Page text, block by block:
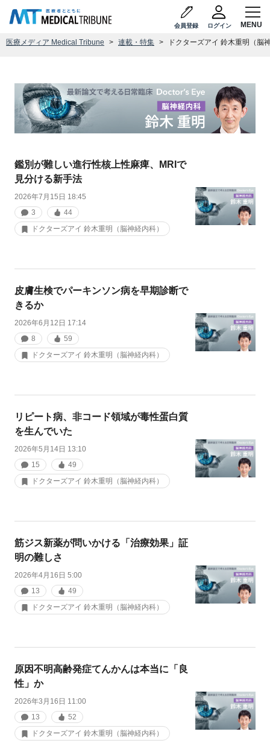
会員登録 ログイン
医療メディア Medical Tribune 連載・特集 ドクターズアイ 鈴木重明（脳
鑑別が難しい進行性核上性麻痺、MRIで
見分ける新手法
2026年7月15日 18:45
3
44
ドクターズアイ 鈴木重明（脳神経内科）
皮膚生検でパーキンソン病を早期診断で
きるか
2026年6月12日 17:14
8
59
ドクターズアイ 鈴木重明（脳神経内科）
リピート病、非コード領域が毒性蛋白質
を生んでいた
2026年5月14日 13:10
15
49
ドクターズアイ 鈴木重明（脳神経内科）
筋ジス新薬が問いかける「治療効果」証
明の難しさ
2026年4月16日 5:00
13
49
ドクターズアイ 鈴木重明（脳神経内科）
原因不明高齢発症てんかんは本当に「良
性」か
2026年3月16日 11:00
13
52
ドクターズアイ 鈴木重明（脳神経内科）